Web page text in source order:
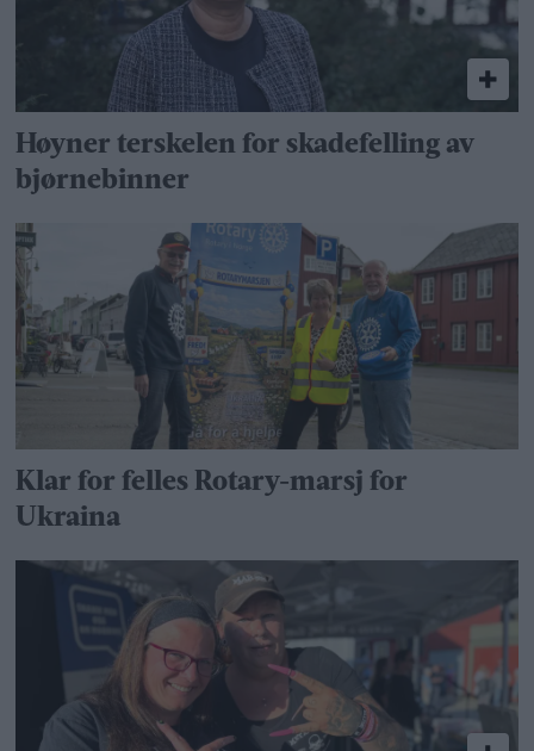
Høyner terskelen for skadefelling av
bjørnebinner
Klar for felles Rotary-marsj for
Ukraina